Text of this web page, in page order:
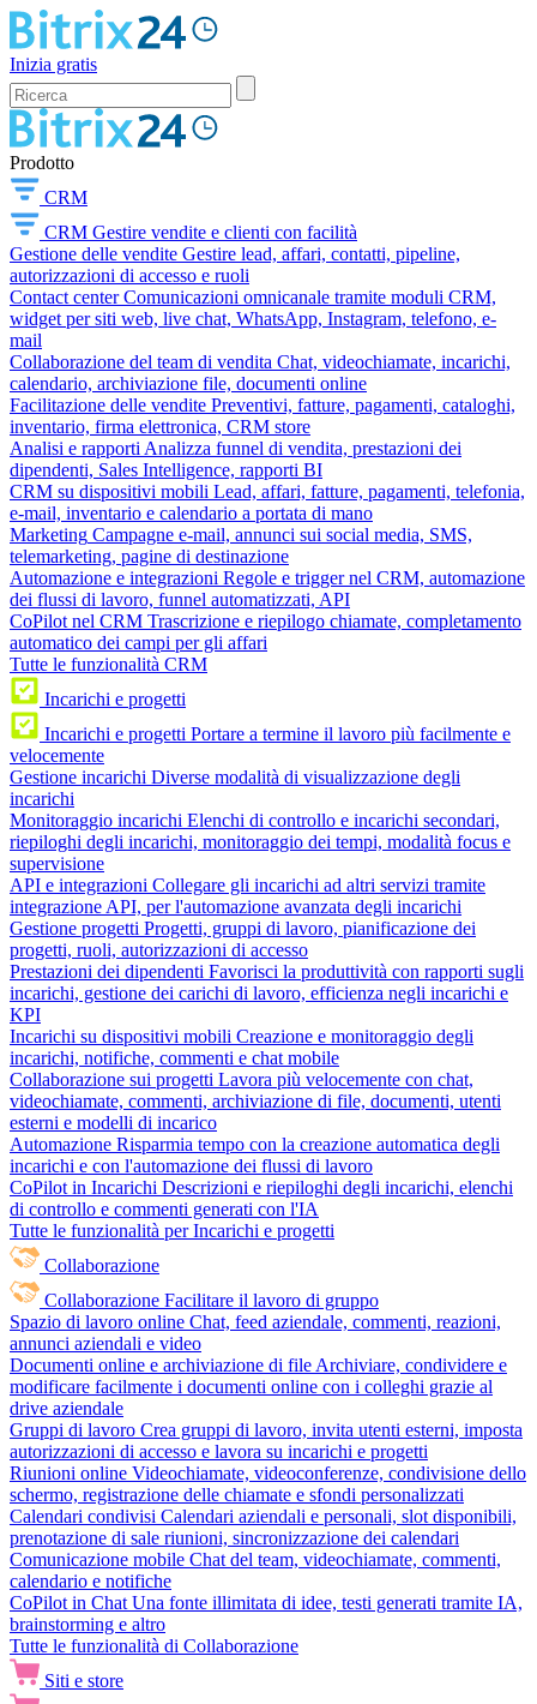
Inizia gratis
Prodotto
CRM
CRM Gestire vendite e clienti con facilità
Gestione delle vendite Gestire lead, affari, contatti, pipeline,
autorizzazioni di accesso e ruoli
Contact center Comunicazioni omnicanale tramite moduli CRM,
widget per siti web, live chat, WhatsApp, Instagram, telefono, e-
mail
Collaborazione del team di vendita Chat, videochiamate, incarichi,
calendario, archiviazione file, documenti online
Facilitazione delle vendite Preventivi, fatture, pagamenti, cataloghi,
inventario, firma elettronica, CRM store
Analisi e rapporti Analizza funnel di vendita, prestazioni dei
dipendenti, Sales Intelligence, rapporti BI
CRM su dispositivi mobili Lead, affari, fatture, pagamenti, telefonia,
e-mail, inventario e calendario a portata di mano
Marketing Campagne e-mail, annunci sui social media, SMS,
telemarketing, pagine di destinazione
Automazione e integrazioni Regole e trigger nel CRM, automazione
dei flussi di lavoro, funnel automatizzati, API
CoPilot nel CRM Trascrizione e riepilogo chiamate, completamento
automatico dei campi per gli affari
Tutte le funzionalità CRM
Incarichi e progetti
Incarichi e progetti Portare a termine il lavoro più facilmente e
velocemente
Gestione incarichi Diverse modalità di visualizzazione degli
incarichi
Monitoraggio incarichi Elenchi di controllo e incarichi secondari,
riepiloghi degli incarichi, monitoraggio dei tempi, modalità focus e
supervisione
API e integrazioni Collegare gli incarichi ad altri servizi tramite
integrazione API, per l'automazione avanzata degli incarichi
Gestione progetti Progetti, gruppi di lavoro, pianificazione dei
progetti, ruoli, autorizzazioni di accesso
Prestazioni dei dipendenti Favorisci la produttività con rapporti sugli
incarichi, gestione dei carichi di lavoro, efficienza negli incarichi e
KPI
Incarichi su dispositivi mobili Creazione e monitoraggio degli
incarichi, notifiche, commenti e chat mobile
Collaborazione sui progetti Lavora più velocemente con chat,
videochiamate, commenti, archiviazione di file, documenti, utenti
esterni e modelli di incarico
Automazione Risparmia tempo con la creazione automatica degli
incarichi e con l'automazione dei flussi di lavoro
CoPilot in Incarichi Descrizioni e riepiloghi degli incarichi, elenchi
di controllo e commenti generati con l'IA
Tutte le funzionalità per Incarichi e progetti
Collaborazione
Collaborazione Facilitare il lavoro di gruppo
Spazio di lavoro online Chat, feed aziendale, commenti, reazioni,
annunci aziendali e video
Documenti online e archiviazione di file Archiviare, condividere e
modificare facilmente i documenti online con i colleghi grazie al
drive aziendale
Gruppi di lavoro Crea gruppi di lavoro, invita utenti esterni, imposta
autorizzazioni di accesso e lavora su incarichi e progetti
Riunioni online Videochiamate, videoconferenze, condivisione dello
schermo, registrazione delle chiamate e sfondi personalizzati
Calendari condivisi Calendari aziendali e personali, slot disponibili,
prenotazione di sale riunioni, sincronizzazione dei calendari
Comunicazione mobile Chat del team, videochiamate, commenti,
calendario e notifiche
CoPilot in Chat Una fonte illimitata di idee, testi generati tramite IA,
brainstorming e altro
Tutte le funzionalità di Collaborazione
Siti e store